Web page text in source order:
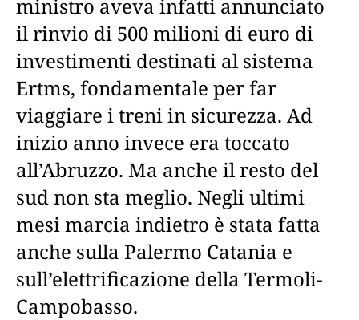
ministro aveva infatti annunciato
il rinvio di 500 milioni di euro di
investimenti destinati al sistema
Ertms, fondamentale per far
viaggiare i treni in sicurezza. Ad
inizio anno invece era toccato
all’Abruzzo. Ma anche il resto del
sud non sta meglio. Negli ultimi
mesi marcia indietro è stata fatta
anche sulla Palermo Catania e
sull’elettrificazione della Termoli-
Campobasso.